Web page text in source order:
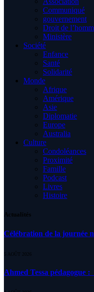
Communiqué
gouvernement
Droit de
Ministère
Société
Enfance
Santé
Solidarité
Monde
Afrique
Amérique
Asie
Diplomatie
Europe
Australia
Culture
Condoléances
Proximité
Famille
Podcast
Livres
Histoire
Actualités
Célébration de la journée
5 AOÛT 2026
Ahmed Tessa pédagogue